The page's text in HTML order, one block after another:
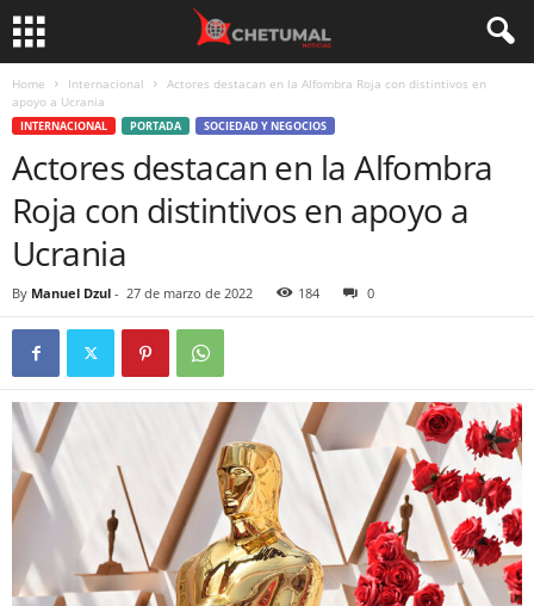
Home Internacional
Actores destacan en la Alfombra Roja con distintivos en
apoyo a Ucrania
INTERNACIONAL PORTADA SOCIEDAD Y NEGOCIOS
Actores destacan en la Alfombra
Roja con distintivos en apoyo a
Ucrania
By Manuel Dzul - 27 de marzo de 2022 184 0